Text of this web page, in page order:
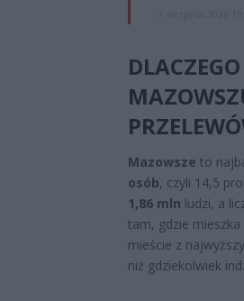
Mazowsze to
osób, czyli 14,5
1,86 mln ludzi, a
tam, gdzie
mieście z
niż gdziekolwiek